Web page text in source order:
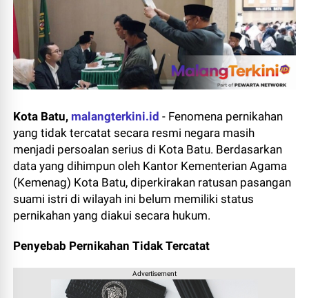
Kota Batu, malangterkini.id - Fenomena pernikahan
yang tidak tercatat secara resmi negara masih
menjadi persoalan serius di Kota Batu. Berdasarkan
data yang dihimpun oleh Kantor Kementerian Agama
(Kemenag) Kota Batu, diperkirakan ratusan pasangan
suami istri di wilayah ini belum memiliki status
pernikahan yang diakui secara hukum.
Penyebab Pernikahan Tidak Tercatat
Advertisement